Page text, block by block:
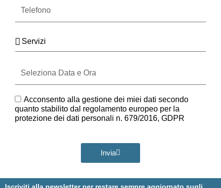
Servizi
Data
e
GDPR
Acconsento alla gestione dei miei dati secondo
quanto stabilito dal regolamento europeo per la
protezione dei dati personali n. 679/2016, GDPR
Invia
Iscriviti alla newsletter per restare sempre aggiornato sugli